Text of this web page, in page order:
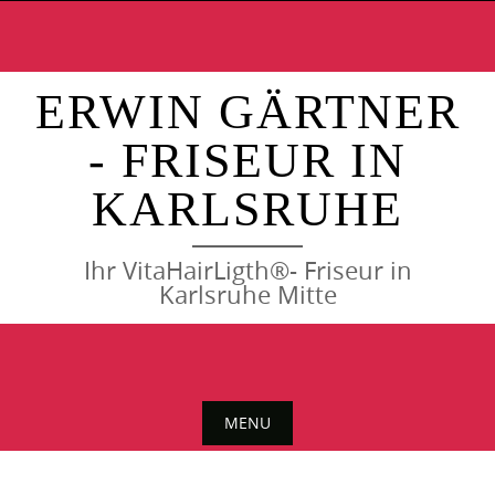
content
ERWIN GÄRTNER
- FRISEUR IN
KARLSRUHE
Ihr VitaHairLigth®- Friseur in
Karlsruhe Mitte
MENU